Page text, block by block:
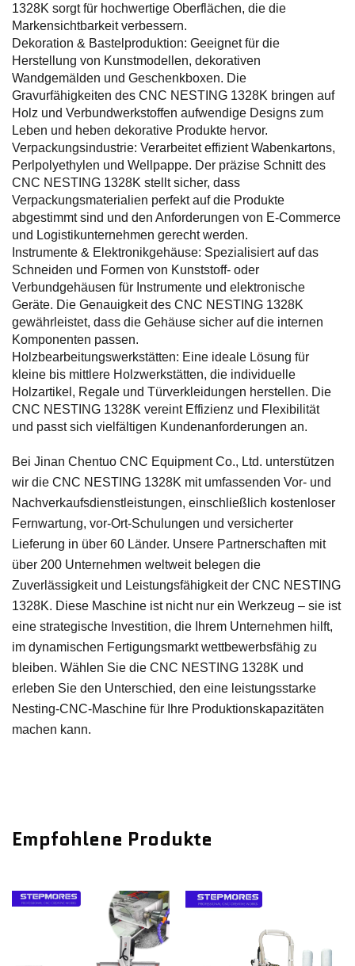
1328K sorgt für hochwertige Oberflächen, die die
Markensichtbarkeit verbessern.
Dekoration & Bastelproduktion: Geeignet für die
Herstellung von Kunstmodellen, dekorativen
Wandgemälden und Geschenkboxen. Die
Gravurfähigkeiten des CNC NESTING 1328K bringen auf
Holz und Verbundwerkstoffen aufwendige Designs zum
Leben und heben dekorative Produkte hervor.
Verpackungsindustrie: Verarbeitet effizient Wabenkartons,
Perlpolyethylen und Wellpappe. Der präzise Schnitt des
CNC NESTING 1328K stellt sicher, dass
Verpackungsmaterialien perfekt auf die Produkte
abgestimmt sind und den Anforderungen von E-Commerce
und Logistikunternehmen gerecht werden.
Instrumente & Elektronikgehäuse: Spezialisiert auf das
Schneiden und Formen von Kunststoff- oder
Verbundgehäusen für Instrumente und elektronische
Geräte. Die Genauigkeit des CNC NESTING 1328K
gewährleistet, dass die Gehäuse sicher auf die internen
Komponenten passen.
Holzbearbeitungswerkstätten: Eine ideale Lösung für
kleine bis mittlere Holzwerkstätten, die individuelle
Holzartikel, Regale und Türverkleidungen herstellen. Die
CNC NESTING 1328K vereint Effizienz und Flexibilität
und passt sich vielfältigen Kundenanforderungen an.
Bei Jinan Chentuo CNC Equipment Co., Ltd. unterstützen
wir die CNC NESTING 1328K mit umfassenden Vor- und
Nachverkaufsdienstleistungen, einschließlich kostenloser
Fernwartung, vor-Ort-Schulungen und versicherter
Lieferung in über 60 Länder. Unsere Partnerschaften mit
über 200 Unternehmen weltweit belegen die
Zuverlässigkeit und Leistungsfähigkeit der CNC NESTING
1328K. Diese Maschine ist nicht nur ein Werkzeug – sie ist
eine strategische Investition, die Ihrem Unternehmen hilft,
im dynamischen Fertigungsmarkt wettbewerbsfähig zu
bleiben. Wählen Sie die CNC NESTING 1328K und
erleben Sie den Unterschied, den eine leistungsstarke
Nesting-CNC-Maschine für Ihre Produktionskapazitäten
machen kann.
Empfohlene Produkte